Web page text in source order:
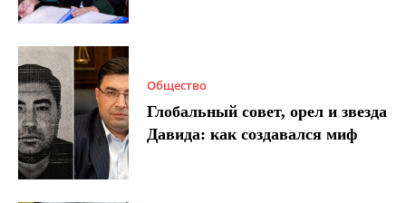
Общество
Глобальный совет, орел и звезда
Давида: как создавался миф